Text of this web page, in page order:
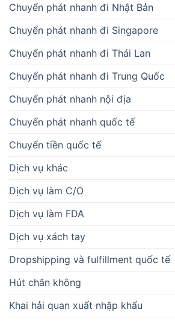
Chuyển phát nhanh đi Nhật Bản
Chuyển phát nhanh đi Singapore
Chuyển phát nhanh đi Thái Lan
Chuyển phát nhanh đi Trung Quốc
Chuyển phát nhanh nội địa
Chuyển phát nhanh quốc tế
Chuyển tiền quốc tế
Dịch vụ khác
Dịch vụ làm C/O
Dịch vụ làm FDA
Dịch vụ xách tay
Dropshipping và fulfillment quốc tế
Hút chân không
Khai hải quan xuất nhập khẩu